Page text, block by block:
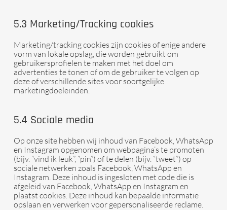
5.3 Marketing/Tracking cookies
Marketing/tracking cookies zijn cookies of enige andere
vorm van lokale opslag, die worden gebruikt om
gebruikersprofielen te maken met het doel om
advertenties te tonen of om de gebruiker te volgen op
deze of verschillende sites voor soortgelijke
marketingdoeleinden.
5.4 Sociale media
Op onze site hebben wij inhoud van Facebook, WhatsApp
en Instagram opgenomen om webpagina’s te promoten
(bijv. “vind ik leuk”, “pin”) of te delen (bijv. “tweet”) op
sociale netwerken zoals Facebook, WhatsApp en
Instagram. Deze inhoud is ingesloten met code die is
afgeleid van Facebook, WhatsApp en Instagram en
plaatst cookies. Deze inhoud kan bepaalde informatie
opslaan en verwerken voor gepersonaliseerde reclame.